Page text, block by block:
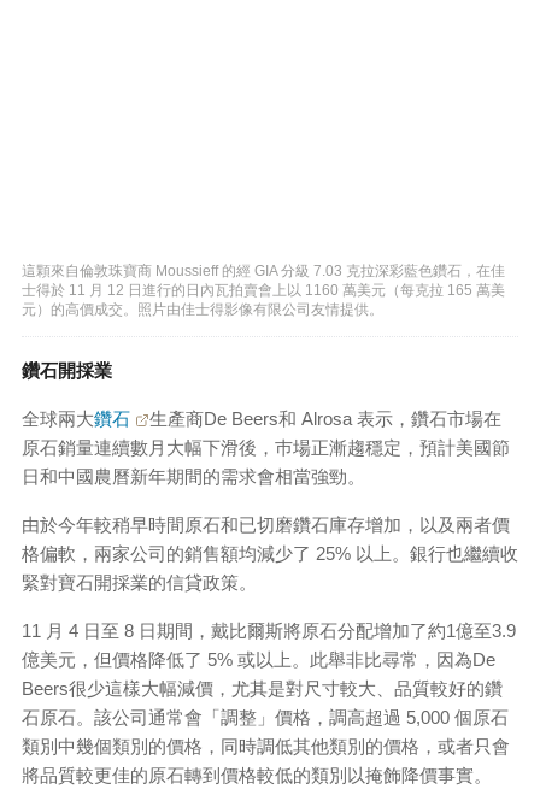
這顆來自倫敦珠寶商 Moussieff 的經 GIA 分級 7.03 克拉深彩藍色鑽石，在佳
士得於 11 月 12 日進行的日內瓦拍賣會上以 1160 萬美元（每克拉 165 萬美
元）的高價成交。照片由佳士得影像有限公司友情提供。
鑽石開採業
全球兩大鑽石
生產商De Beers和 Alrosa 表示，鑽石市場在
原石銷量連續數月大幅下滑後，巿場正漸趨穩定，預計美國節
日和中國農曆新年期間的需求會相當強勁。
由於今年較稍早時間原石和已切磨鑽石庫存增加，以及兩者價
格偏軟，兩家公司的銷售額均減少了 25% 以上。銀行也繼續收
緊對寶石開採業的信貸政策。
11 月 4 日至 8 日期間，戴比爾斯將原石分配增加了約1億至3.9
億美元，但價格降低了 5% 或以上。此舉非比尋常，因為De
Beers很少這樣大幅減價，尤其是對尺寸較大、品質較好的鑽
石原石。該公司通常會「調整」價格，調高超過 5,000 個原石
類別中幾個類別的價格，同時調低其他類別的價格，或者只會
將品質較更佳的原石轉到價格較低的類別以掩飾降價事實。